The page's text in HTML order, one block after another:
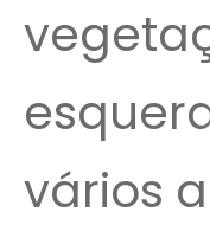
vários